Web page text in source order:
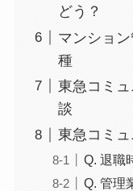
どう？
マンショ
種
東急コミ
談
東急コミ
Q. 退職
Q. 管理